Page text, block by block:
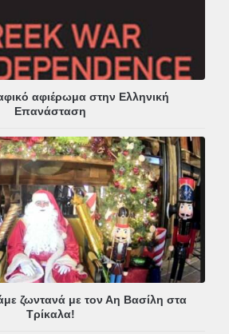
αφιέρωμα στην Ελληνική
Επανάσταση
ζωντανά με τον Αη Βασίλη στα
Τρίκαλα!